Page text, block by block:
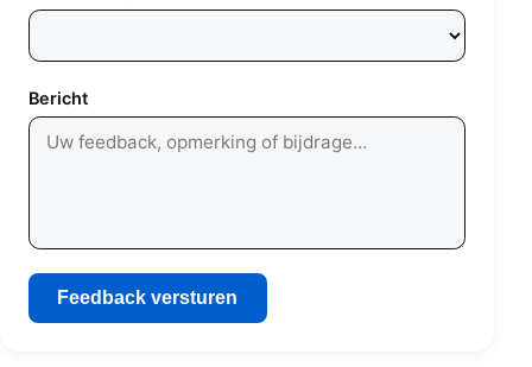
Bericht
Feedback versturen